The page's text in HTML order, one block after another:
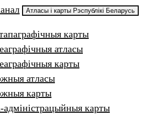
Атласы і карты Рэспублікі Беларусь
карты
атласы
карты
атласы
карты
адміністрацыйныя карты